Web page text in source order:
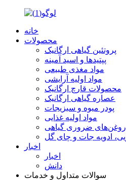
خانه
محصولات
پروتئین گیاهی ارگانیک
پپتیدها و اسید آمینه
مواد مغذی طبیعی
مواد اولیه آرایشی
محصولات قارچ ارگانیک
عصاره گیاهی ارگانیک
پودر میوه و سبزیجات
مواد اولیه غذایی
روغن‌های ضروری گیاهی
ادویه جات و چای گل
اخبار
اخبار
دانش
سوالات متداول و خدمات